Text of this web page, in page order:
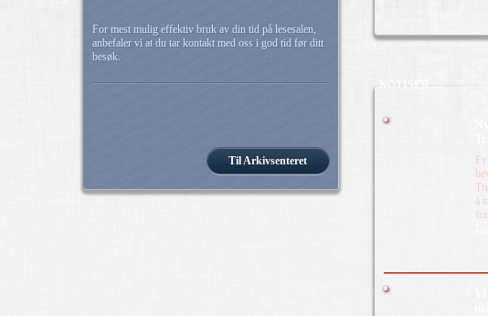
For mest mulig effektiv bruk av din tid på lesesalen,
anbefaler vi at du tar kontakt med oss i god tid før ditt
besøk.
Til Arkivsenteret
NOTISER
å